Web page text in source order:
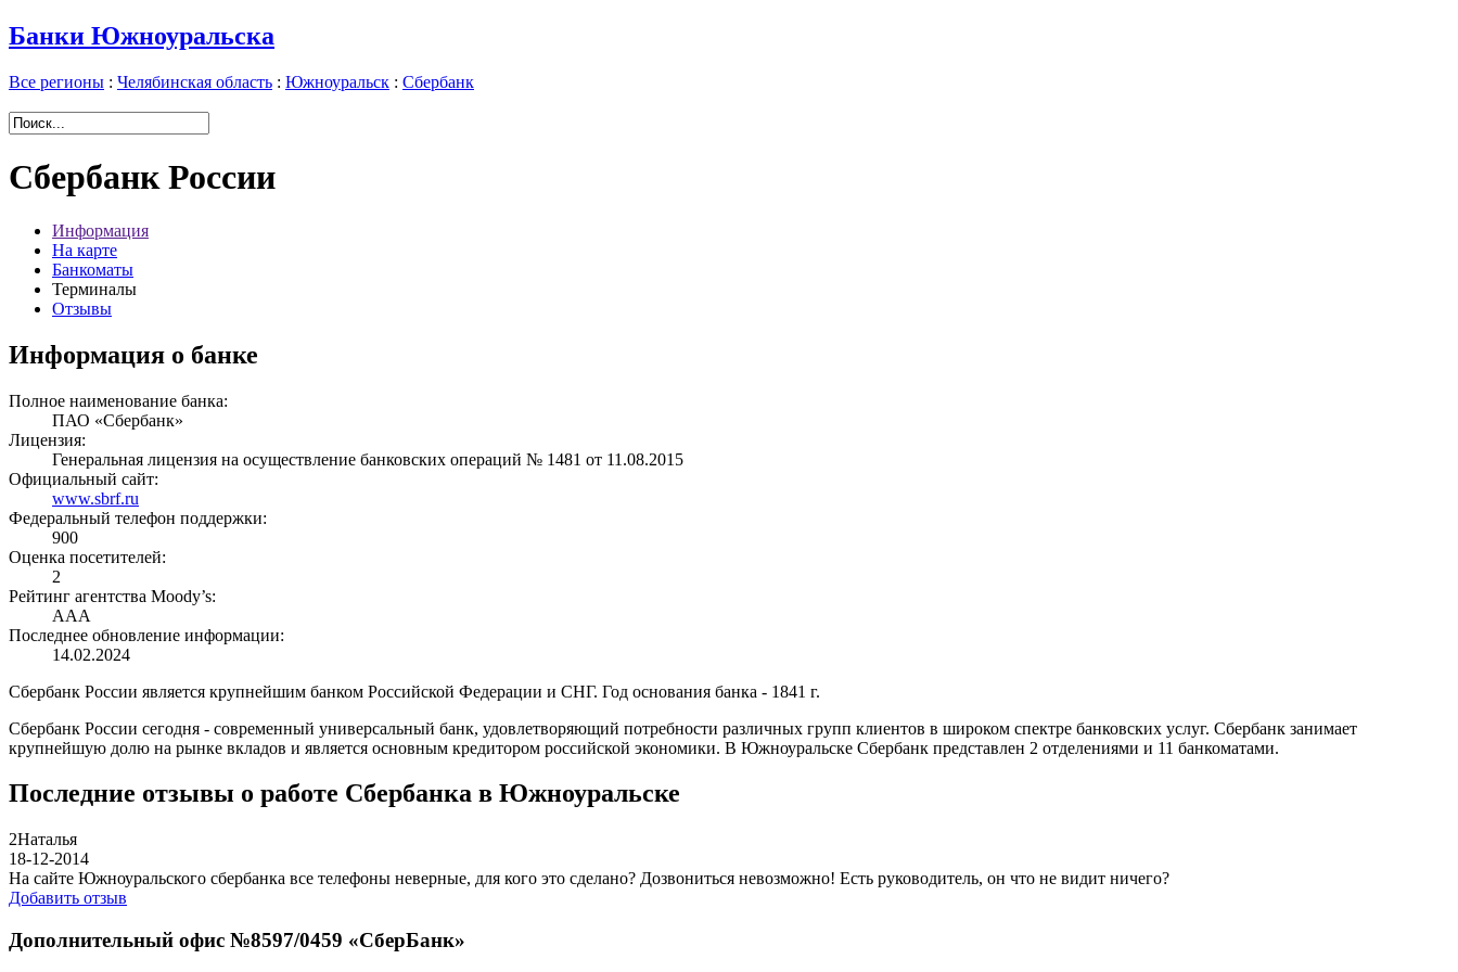
Банки Южноуральска
Все регионы : Челябинская область : Южноуральск : Сбербанк
Сбербанк России
Информация
На карте
Банкоматы
Терминалы
Отзывы
Информация о банке
Полное наименование банка:
ПАО «Сбербанк»
Лицензия:
Генеральная лицензия на осуществление банковских операций № 1481 от 11.08.2015
Официальный сайт:
www.sbrf.ru
Федеральный телефон поддержки:
900
Оценка посетителей:
2
Рейтинг агентства Moody’s:
AAA
Последнее обновление информации:
14.02.2024
Сбербанк России является крупнейшим банком Российской Федерации и СНГ. Год основания банка - 1841 г.
Сбербанк России сегодня - современный универсальный банк, удовлетворяющий потребности различных групп клиентов в широком спектре банковских услуг. Сбербанк занимает
крупнейшую долю на рынке вкладов и является основным кредитором российской экономики. В Южноуральске Сбербанк представлен 2 отделениями и 11 банкоматами.
Последние отзывы о работе Сбербанка в Южноуральске
2Наталья
18-12-2014
На сайте Южноуральского сбербанка все телефоны неверные, для кого это сделано? Дозвониться невозможно! Есть руководитель, он что не видит ничего?
Добавить отзыв
Дополнительный офис №8597/0459 «СберБанк»